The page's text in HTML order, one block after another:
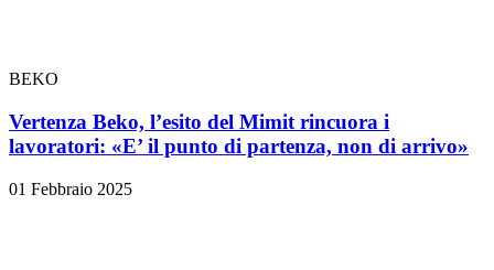
BEKO
Vertenza Beko, l’esito del Mimit rincuora i
lavoratori: «E’ il punto di partenza, non di arrivo»
01 Febbraio 2025